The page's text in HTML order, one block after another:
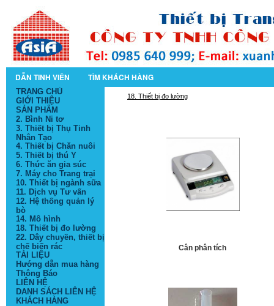
DẪN TINH VIÊN TÌM KHÁCH HÀNG
18. Thiết bị đo lường
Cân phân tích
TRANG CHỦ
GIỚI THIỆU
SẢN PHẨM
2. Bình Ni tơ
3. Thiết bị Thụ Tinh
Nhân Tạo
4. Thiết bị Chăn nuôi
5. Thiết bị thú Y
6. Thức ăn gia súc
7. Máy cho Trang trại
10. Thiết bị ngành sữa
11. Dịch vụ Tư vấn
12. Hệ thống quản lý
bò
14. Mô hình
18. Thiết bị đo lường
22. Dây chuyền, thiết bị
chế biến rác
TÀI LIỆU
Hướng dẫn mua hàng
Thông Báo
LIÊN HỆ
DANH SÁCH LIÊN HỆ
KHÁCH HÀNG